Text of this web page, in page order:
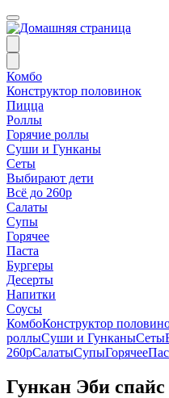
Комбо
Конструктор половинок
Пицца
Роллы
Горячие роллы
Суши и Гунканы
Сеты
Выбирают дети
Всё до 260р
Салаты
Супы
Горячее
Паста
Бургеры
Десерты
Напитки
Соусы
КомбоКонструктор
роллыСуши и ГунканыСеты
260рСалатыСупыГорячее
Гункан Эби спайс